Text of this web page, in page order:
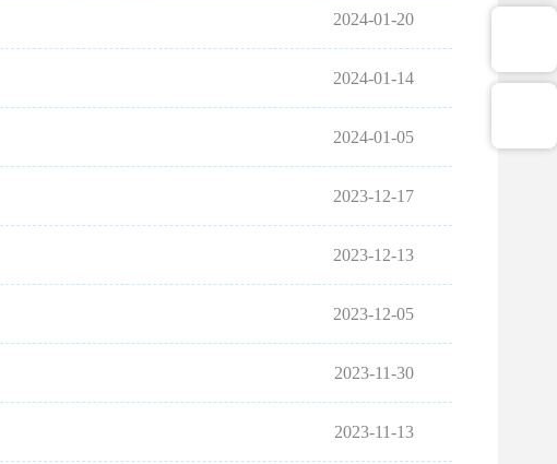
2024-01-20
2024-01-14
2024-01-05
2023-12-17
2023-12-13
2023-12-05
2023-11-30
2023-11-13